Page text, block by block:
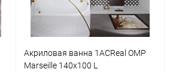
Акриловая ванна 1ACReal ОМР
Marseille 140x100 L